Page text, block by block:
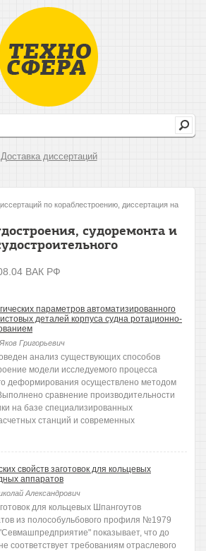
Доставка диссертаций
по кораблестроению, диссертация на
судоремонта и
ВАК РФ
параметров автоматизированного
деталей корпуса судна ротационно-
Григорьевич
анализ существующих способов
модели исследуемого процесса
деформирования осуществлено методом
сравнение производительности
на базе специализированных
станций и современных
свойств заготовок для кольцевых
аппаратов
Александрович
для кольцевых Шпангоутов
из полособульбового профиля №1979
показывает, что до
соответствует требованиям отраслевого